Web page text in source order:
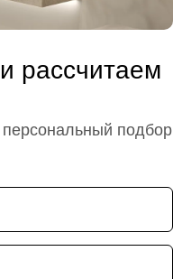
рассчитаем
персональный подбор